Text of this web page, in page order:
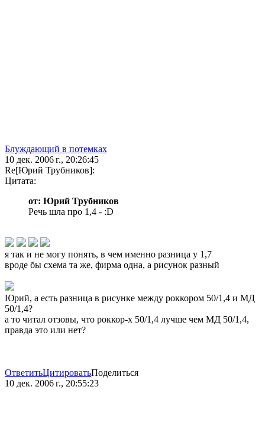
Блуждающий в потемках
10 дек. 2006 г., 20:26:45
Re[Юрий Трубников]:
Цитата:
от: Юрий Трубников
Речь шла про 1,4 - :D
я так и не могу понять, в чем именно разница у 1,7
вроде бы схема та же, фирма одна, а рисунок разный
Юрий, а есть разница в рисунке между роккором 50/1,4 и МД
50/1,4?
а то читал отзовы, что роккор-х 50/1,4 лучше чем МД 50/1,4,
правда это или нет?
ОтветитьЦитироватьПоделиться
10 дек. 2006 г., 20:55:23